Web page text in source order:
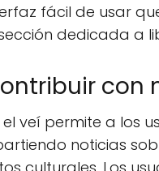
fácil de usar
dedicada a
con
el veí permite a los
noticias